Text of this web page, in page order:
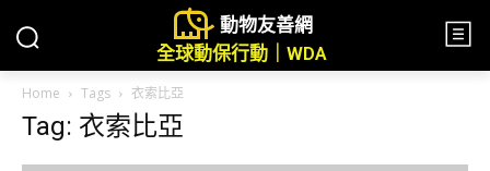
動物友善網
全球動保行動｜WDA
Home Tags 衣索比亞
Tag: 衣索比亞